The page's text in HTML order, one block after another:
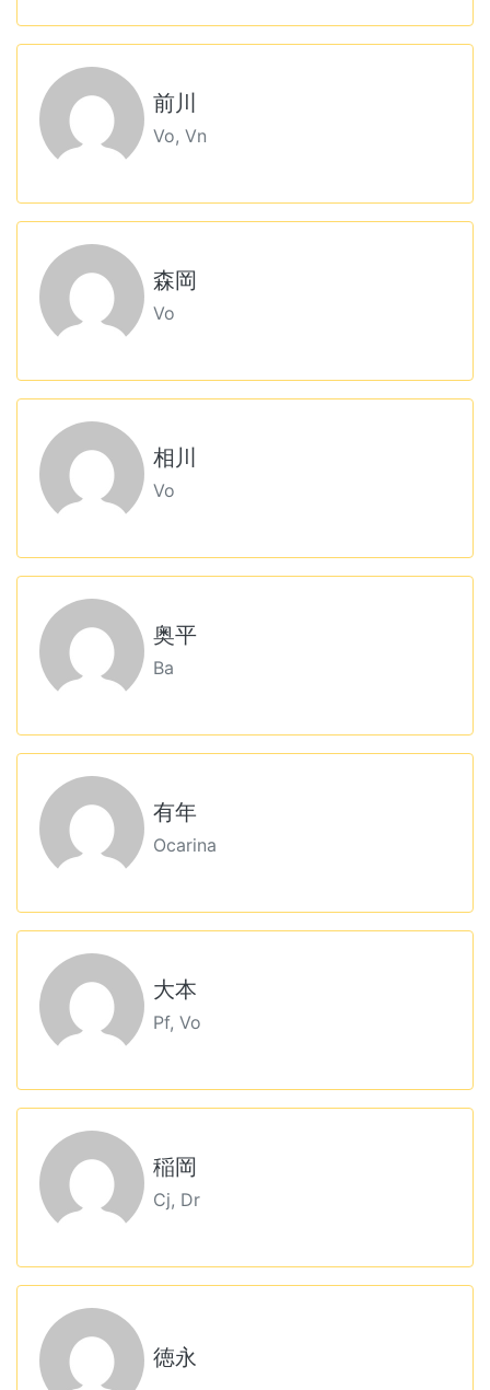
前川
Vo, Vn
森岡
Vo
相川
Vo
奥平
Ba
有年
Ocarina
大本
Pf, Vo
稲岡
Cj, Dr
徳永